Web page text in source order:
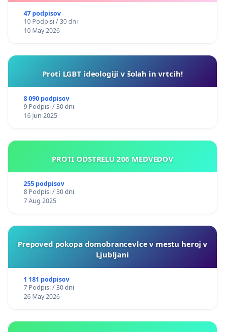
47 podpisov
10 Podpisi / 30 dni
10 May 2026
Proti LGBT ideologiji v šolah in vrtcih!
8 090 podpisov
9 Podpisi / 30 dni
16 Jun 2025
PROTI ODSTRELU 206 MEDVEDOV
255 podpisov
8 Podpisi / 30 dni
7 Aug 2025
Prepoved pokopa domobrancevlce v mestu heroj v
Ljubljani
1 181 podpisov
7 Podpisi / 30 dni
26 May 2026